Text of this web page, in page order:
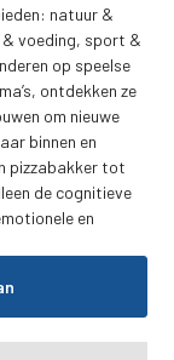
natuur &
voeding, sport &
op speelse
ontdekken ze
om nieuwe
binnen en
pizzabakker tot
de cognitieve
en